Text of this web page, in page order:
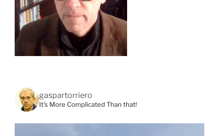
gaspartorriero
It's More Complicated Than that!